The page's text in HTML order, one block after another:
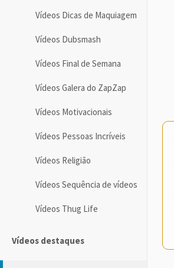
Vídeos Dicas de Maquiagem
Vídeos Dubsmash
Vídeos Final de Semana
Vídeos Galera do ZapZap
Vídeos Motivacionais
Vídeos Pessoas Incríveis
Vídeos Religião
Vídeos Sequência de vídeos
Vídeos Thug Life
Vídeos destaques